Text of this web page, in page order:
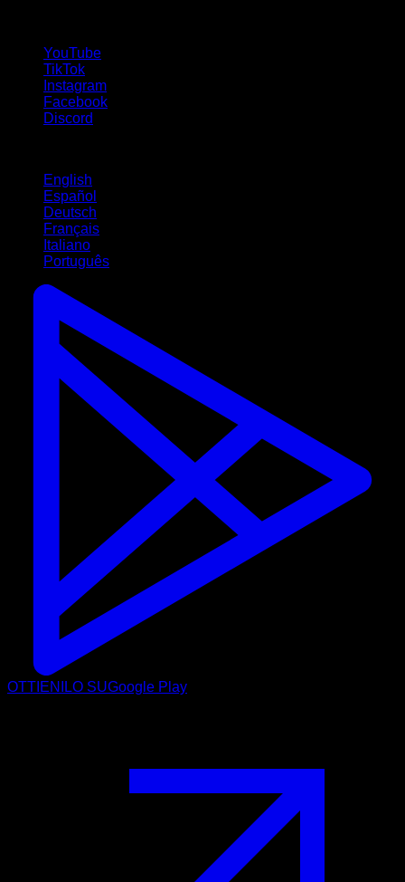
YouTube
TikTok
Instagram
Facebook
Discord
English
Español
Deutsch
Français
Italiano
Português
OTTIENILO SUGoogle Play